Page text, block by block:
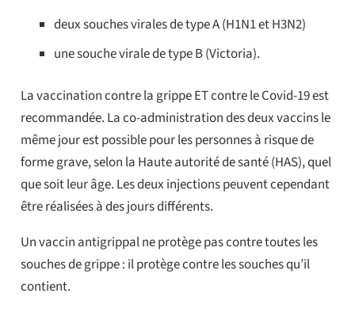
deux souches virales de type A (H1N1 et H3N2)
une souche virale de type B (Victoria).
La vaccination contre la grippe ET contre le Covid-19 est
recommandée. La co-administration des deux vaccins le
même jour est possible pour les personnes à risque de
forme grave, selon la Haute autorité de santé (HAS), quel
que soit leur âge. Les deux injections peuvent cependant
être réalisées à des jours différents.
Un vaccin antigrippal ne protège pas contre toutes les
souches de grippe : il protège contre les souches qu’il
contient.